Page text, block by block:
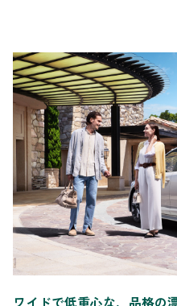
ワイドで低重心な、品格の